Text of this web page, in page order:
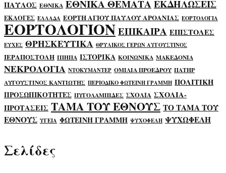
ΠΑΥΛΟΣ ΕΘΝΙΚΑ ΕΘΝΙΚΑ ΘΕΜΑΤΑΕΚΔΗΛΩΣΕΙΣ
ΕΚΛΟΓΕΣ ΕΛΛΑΔΑ ΕΟΡΤΗ ΑΓΙΟΥ ΠΑΥΛΟΥ ΑΡΟΑΝΙΑΣ ΕΟΡΤΟΛΟΓΙΑ
ΕΟΡΤΟΛΟΓΙΟΝΕΠΙΚΑΙΡΑ ΕΠΙΣΤΟΛΕΣ
ΕΥΧΕΣ ΘΡΗΣΚΕΥΤΙΚΑ ΘΡΥΛΙΚΟΣ ΓΕΡΩΝ ΑΥΓΟΥΣΤΙΝΟΣ
ΙΕΡΑΠΟΣΤΟΛΗ ΙΠΗΠΑ ΙΣΤΟΡΙΚΑ ΚΟΙΝΩΝΙΚΑ ΜΑΚΕΔΟΝΙΑ
ΝΕΚΡΟΛΟΓΙΑ ΝΤΟΚΥΜΑΝΤΕΡ ΟΜΙΛΙΑ ΠΡΟΕΔΡΟΥ ΠΑΤΗΡ
ΑΥΓΟΥΣΤΙΝΟΣ ΚΑΝΤΙΩΤΗΣ ΠΕΡΙΟΔΙΚΟ ΦΩΤΕΙΝΗ ΓΡΑΜΜΗ ΠΟΛΙΤΙΚΗ
ΠΡΟΣΩΠΙΚΟΤΗΤΕΣ ΠΥΓΟΛΑΜΠΙΔΕΣ ΣΧΟΛΙΑ ΣΧΟΛΙΑ-
ΠΡΟΤΑΣΕΙΣ ΤΑΜΑ ΤΟΥ ΕΘΝΟΥΣ ΤΟ ΤΑΜΑ ΤΟΥ
ΕΘΝΟΥΣ ΥΓΕΙΑ ΦΩΤΕΙΝΗ ΓΡΑΜΜΗ ΨΥΧΟΦΕΛΗ ΨΥΧΩΦΕΛΗ
Σελίδες